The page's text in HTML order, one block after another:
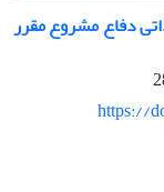
دفاع مشروع مقرر
https://